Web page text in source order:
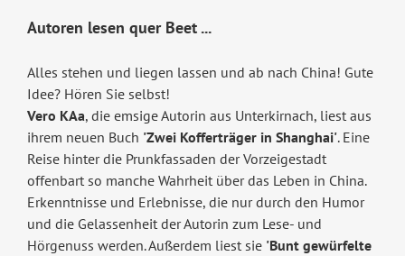
Autoren lesen quer Beet ...
Alles stehen und liegen lassen und ab nach China! Gute
Idee? Hören Sie selbst!
Vero KAa, die emsige Autorin aus Unterkirnach, liest aus
ihrem neuen Buch 'Zwei Kofferträger in Shanghai'. Eine
Reise hinter die Prunkfassaden der Vorzeigestadt
offenbart so manche Wahrheit über das Leben in China.
Erkenntnisse und Erlebnisse, die nur durch den Humor
und die Gelassenheit der Autorin zum Lese- und
Hörgenuss werden. Außerdem liest sie 'Bunt gewürfelte